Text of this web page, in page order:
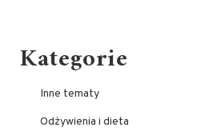
Kategorie
Inne tematy
Odżywienia i dieta